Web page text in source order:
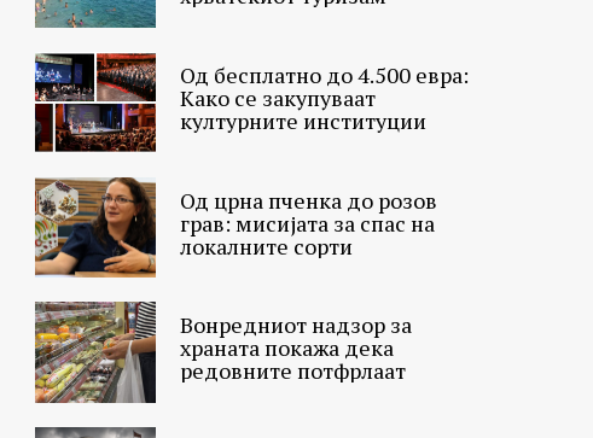
Од бесплатно до 4.500 евра:
Како се закупуваат
културните институции
Од црна пченка до розов
грав: мисијата за спас на
локалните сорти
Вонредниот надзор за
храната покажа дека
редовните потфрлаат